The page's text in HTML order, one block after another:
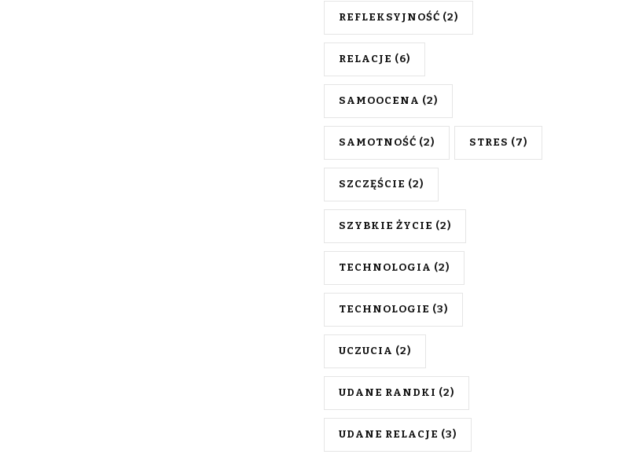
REFLEKSYJNOŚĆ (2)
RELACJE (6)
SAMOOCENA (2)
SAMOTNOŚĆ (2) STRES (7)
SZCZĘŚCIE (2)
SZYBKIE ŻYCIE (2)
TECHNOLOGIA (2)
TECHNOLOGIE (3)
UCZUCIA (2)
UDANE RANDKI (2)
UDANE RELACJE (3)